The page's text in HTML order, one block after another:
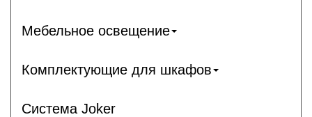
Мебельное освещение
Комплектующие для шкафов
Система Joker